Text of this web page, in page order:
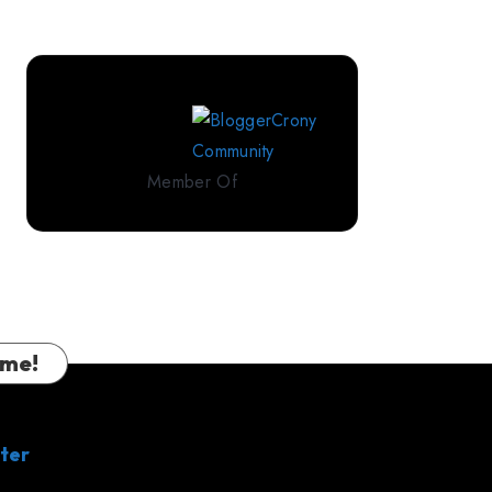
Member Of